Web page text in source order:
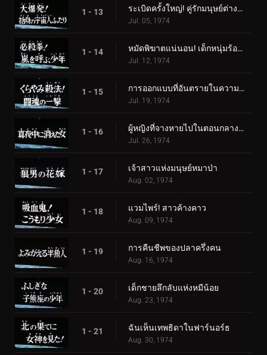
1 - 13 ระเบิดครั้งใหญ่! คู่รักมนุษย์ต่างดาวผู้สิ้นหวัง
Jul. 05, 1974
1 - 14 หมัดพิฆาตแน่นอน! เด็กหนุ่มร้องเรียกเมื่อเกิดพายุ
Jul. 12, 1974
1 - 15 การออกแบบที่อันตรายในความมืด! โจมตีด้วยจิตวิญญาณแห่งการต่อสู้
Jul. 19, 1974
1 - 16 ผู้หญิงที่จางหายไปในตอนกลางคืน
Jul. 26, 1974
1 - 17 เจ้าสาวแห่งมนุษย์หมาป่า
Aug. 02, 1974
1 - 18 แวมไพร์! สาวค้างคาว
Aug. 09, 1974
1 - 19 การคืนชีพของปลาครึ่งคน
Aug. 16, 1974
1 - 20 เด็กชายลึกลับแห่งหมีน้อย
Aug. 23, 1974
1 - 21 ฉันเห็นเทพธิดาในฟาร์นอร์ธ
Aug. 30, 1974